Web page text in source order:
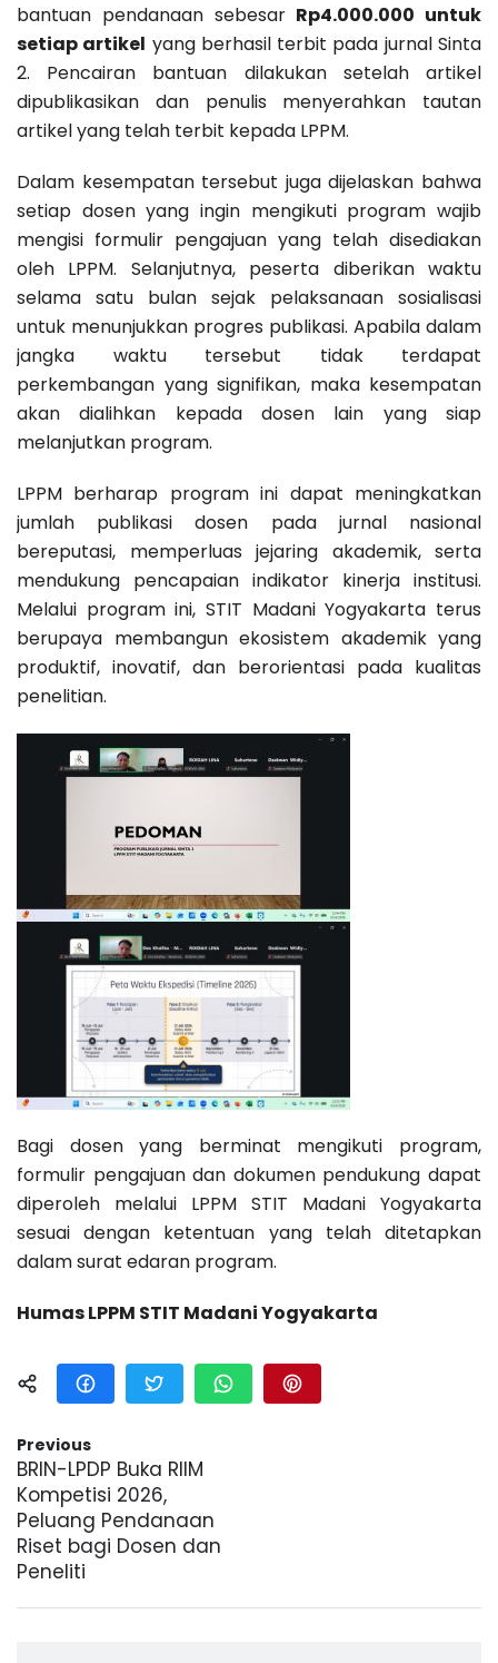
bantuan pendanaan sebesar Rp4.000.000 untuk
setiap artikel yang berhasil terbit pada jurnal Sinta
2. Pencairan bantuan dilakukan setelah artikel
dipublikasikan dan penulis menyerahkan tautan
artikel yang telah terbit kepada LPPM.
Dalam kesempatan tersebut juga dijelaskan bahwa
setiap dosen yang ingin mengikuti program wajib
mengisi formulir pengajuan yang telah disediakan
oleh LPPM. Selanjutnya, peserta diberikan waktu
selama satu bulan sejak pelaksanaan sosialisasi
untuk menunjukkan progres publikasi. Apabila dalam
jangka waktu tersebut tidak terdapat
perkembangan yang signifikan, maka kesempatan
akan dialihkan kepada dosen lain yang siap
melanjutkan program.
LPPM berharap program ini dapat meningkatkan
jumlah publikasi dosen pada jurnal nasional
bereputasi, memperluas jejaring akademik, serta
mendukung pencapaian indikator kinerja institusi.
Melalui program ini, STIT Madani Yogyakarta terus
berupaya membangun ekosistem akademik yang
produktif, inovatif, dan berorientasi pada kualitas
penelitian.
Bagi dosen yang berminat mengikuti program,
formulir pengajuan dan dokumen pendukung dapat
diperoleh melalui LPPM STIT Madani Yogyakarta
sesuai dengan ketentuan yang telah ditetapkan
dalam surat edaran program.
Humas LPPM STIT Madani Yogyakarta
Previous
BRIN-LPDP Buka RIIM
Kompetisi 2026,
Peluang Pendanaan
Riset bagi Dosen dan
Peneliti